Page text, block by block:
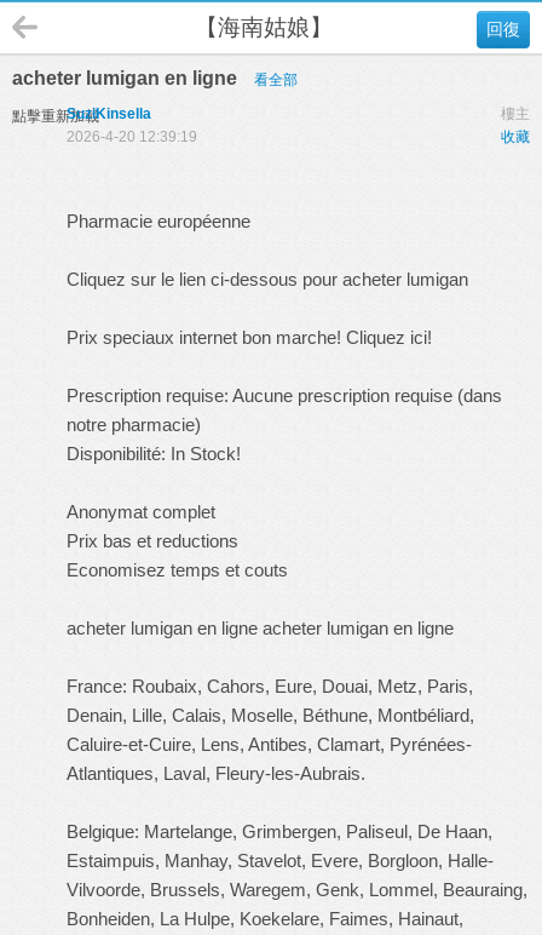
回復
【海南姑娘】
acheter lumigan en ligne 看全部
點擊重新加載 樓主
SuziKinsella
收藏
2026-4-20 12:39:19
Pharmacie européenne
Cliquez sur le lien ci-dessous pour acheter lumigan
Prix speciaux internet bon marche! Cliquez ici!
Prescription requise: Aucune prescription requise (dans
notre pharmacie)
Disponibilité: In Stock!
Anonymat complet
Prix bas et reductions
Economisez temps et couts
acheter lumigan en ligne acheter lumigan en ligne
France: Roubaix, Cahors, Eure, Douai, Metz, Paris,
Denain, Lille, Calais, Moselle, Béthune, Montbéliard,
Caluire-et-Cuire, Lens, Antibes, Clamart, Pyrénées-
Atlantiques, Laval, Fleury-les-Aubrais.
Belgique: Martelange, Grimbergen, Paliseul, De Haan,
Estaimpuis, Manhay, Stavelot, Evere, Borgloon, Halle-
Vilvoorde, Brussels, Waregem, Genk, Lommel, Beauraing,
Bonheiden, La Hulpe, Koekelare, Faimes, Hainaut,